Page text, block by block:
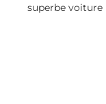
superbe voiture